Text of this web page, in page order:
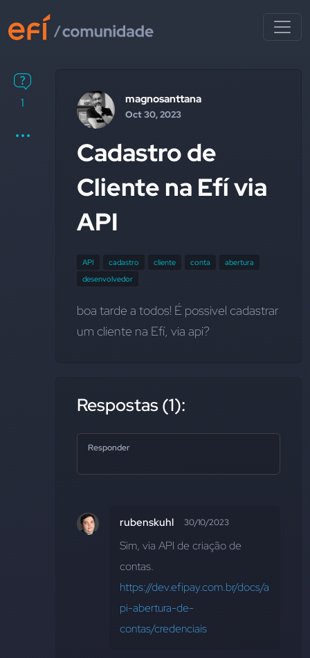
1 magnosanttana
Oct 30, 2023
Cadastro de
Cliente na Efí via
API
API cadastro cliente conta
abertura
desenvolvedor
boa tarde a todos! É possivel cadastrar
um cliente na Efí, via api?
Respostas (1):
Responder
rubenskuhl 30/10/2023
Sim, via API de criação de
contas.
https://dev.efipay.com.br/docs/a
pi-abertura-de-
contas/credenciais